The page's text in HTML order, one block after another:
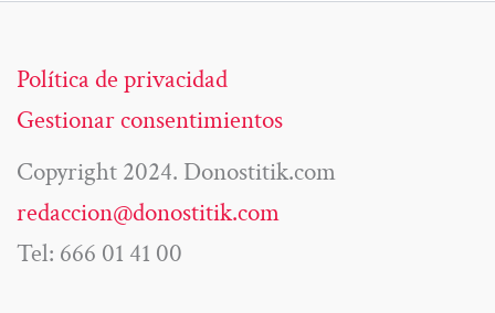
Política de privacidad
Gestionar consentimientos
Copyright 2024. Donostitik.com
redaccion@donostitik.com
Tel: 666 01 41 00